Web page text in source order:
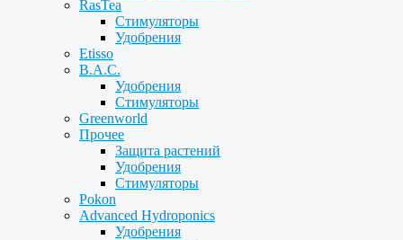
RasTea
Стимуляторы
Удобрения
Etisso
B.A.C.
Удобрения
Стимуляторы
Greenworld
Прочее
Защита растений
Удобрения
Стимуляторы
Pokon
Advanced Hydroponics
Удобрения